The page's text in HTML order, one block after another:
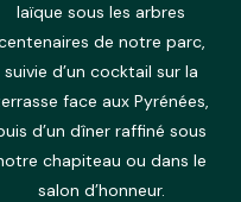
laïque sous les arbres
de notre parc,
suivie d’un cocktail sur la
face aux Pyrénées,
d’un dîner raffiné sous
chapiteau ou dans le
salon d’honneur.